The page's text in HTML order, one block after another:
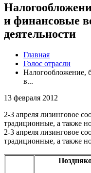
и финансовые
деятельности
Главная
Голос отрасли
Налогообложение,
в...
13 февраля 2012
2-3 апреля лизинговое
традиционные, а также
2-3 апреля лизинговое
традиционные, а также